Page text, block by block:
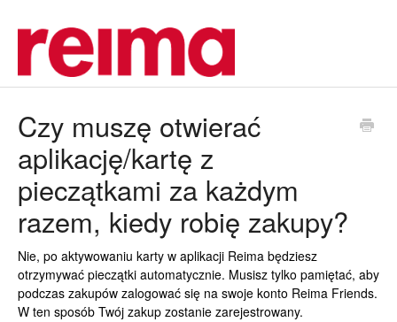
Czy muszę otwierać
aplikację/kartę z
pieczątkami za każdym
razem, kiedy robię zakupy?
Nie, po aktywowaniu karty w aplikacji Reima będziesz
otrzymywać pieczątki automatycznie. Musisz tylko pamiętać, aby
podczas zakupów zalogować się na swoje konto Reima Friends.
W ten sposób Twój zakup zostanie zarejestrowany.